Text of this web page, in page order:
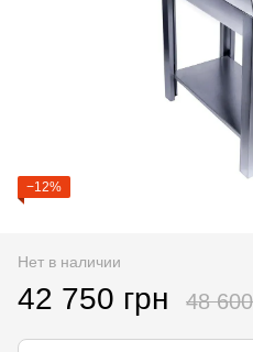
−12%
Нет в наличии
42 750 грн 48